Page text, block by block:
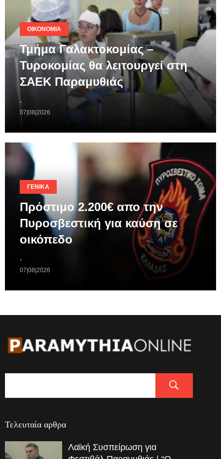
ΟΙΚΟΝΟΜΊΑ
Τμήμα Γαλακτοκομίας –
Τυροκομίας θα λειτουργεί στη
ΣΑΕΚ Παραμυθιάς
.
07|08|2026
ΓΕΝΙΚΆ
Πρόστιμο 2.200€ απο την
Πυροσβεστική για καύση σε
οικόπεδο
.
07|08|2026
Τελευταία αρθρα
Λαϊκή Συσπείρωση για